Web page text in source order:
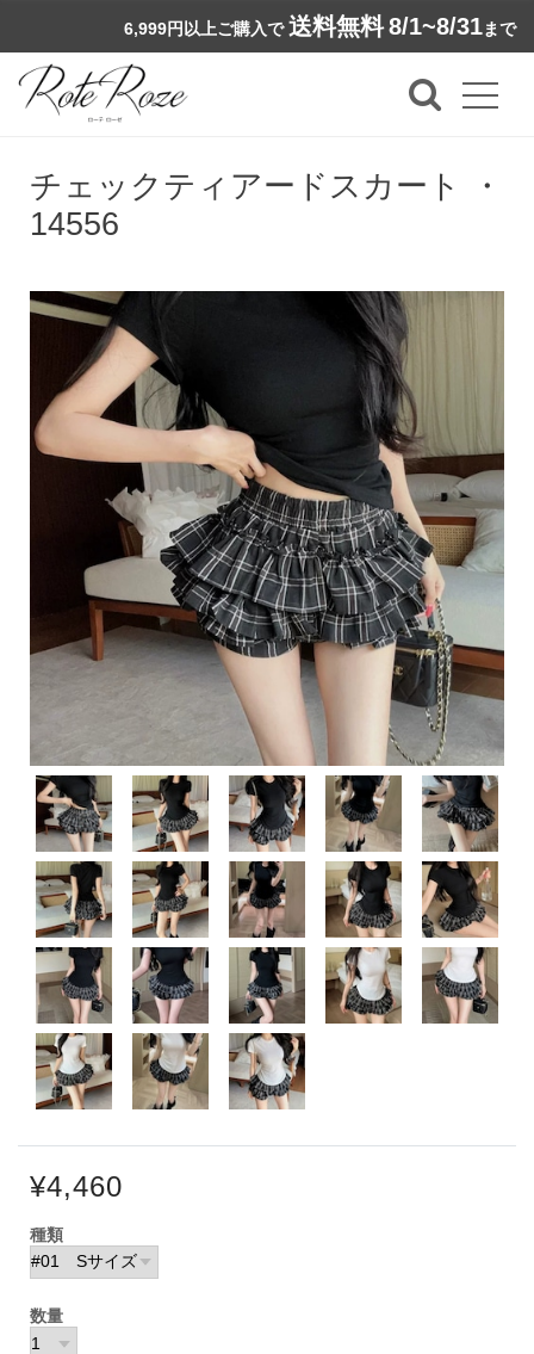
6,999円以上ご購入で 送料無料8/1~8/31まで
チェックティアードスカート ・
14556
¥4,460
種類
数量